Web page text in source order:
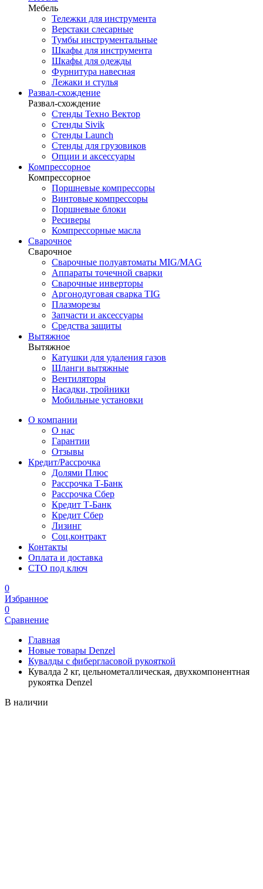
Мебель
Тележки для инструмента
Верстаки слесарные
Тумбы инструментальные
Шкафы для инструмента
Шкафы для одежды
Фурнитура навесная
Лежаки и стулья
Развал-схождение
Развал-схождение
Стенды Техно Вектор
Стенды Sivik
Стенды Launch
Стенды для грузовиков
Опции и аксессуары
Компрессорное
Компрессорное
Поршневые компрессоры
Винтовые компрессоры
Поршневые блоки
Ресиверы
Компрессорные масла
Сварочное
Сварочное
Сварочные полуавтоматы MIG/MAG
Аппараты точечной сварки
Сварочные инверторы
Аргонодуговая сварка TIG
Плазморезы
Запчасти и аксессуары
Средства защиты
Вытяжное
Вытяжное
Катушки для удаления газов
Шланги вытяжные
Вентиляторы
Насадки, тройники
Мобильные установки
О компании
О нас
Гарантии
Отзывы
Кредит/Рассрочка
Долями Плюс
Рассрочка Т-Банк
Рассрочка Сбер
Кредит Т-Банк
Кредит Сбер
Лизинг
Соц.контракт
Контакты
Оплата и доставка
СТО под ключ
0
Избранное
0
Сравнение
Главная
Новые товары Denzel
Кувалды с фибергласовой рукояткой
Кувалда 2 кг, цельнометаллическая, двухкомпонентная
рукоятка Denzel
В наличии